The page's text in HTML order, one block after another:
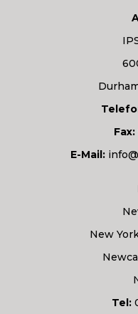
Fax:
E-Mail:
New
Tel: